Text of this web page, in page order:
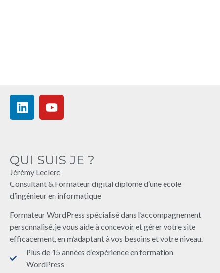
QUI SUIS JE ?
Jérémy Leclerc
Consultant & Formateur digital diplomé d’une école
d’ingénieur en informatique
Formateur WordPress spécialisé dans l’accompagnement
personnalisé, je vous aide à concevoir et gérer votre site
efficacement, en m’adaptant à vos besoins et votre niveau.
Plus de 15 années d’expérience en formation
WordPress